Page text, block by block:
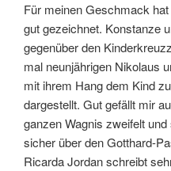
Für meinen Geschmack
gut gezeichnet. Konstanze
gegenüber den
mal neunjährigen Nikolaus
mit ihrem Hang dem Kind
dargestellt. Gut gefällt mir
ganzen Wagnis zweifelt
sicher über den Gotthard-
Ricarda Jordan schreibt